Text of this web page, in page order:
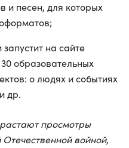
и песен, для которых
на сайте
образовательных
о людях и событиях
др.
просмотры
войной,